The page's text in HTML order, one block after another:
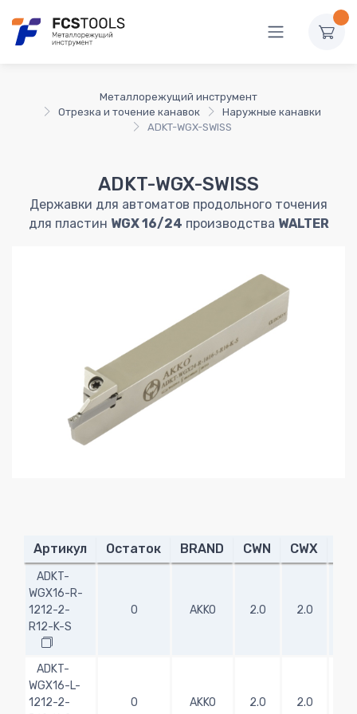
Металлорежущий инструмент
Отрезка и точение канавок
Наружные канавки
ADKT-WGX-SWISS
ADKT-WGX-SWISS
Державки для автоматов продольного точения
для пластин WGX 16/24 производства WALTER
Артикул Остаток BRAND CWN CWX
ADKT-
WGX16-R-
1212-2-
R12-K-S
0 AKKO 2.0 2.0
ADKT-
WGX16-L-
1212-2-
0 AKKO 2.0 2.0